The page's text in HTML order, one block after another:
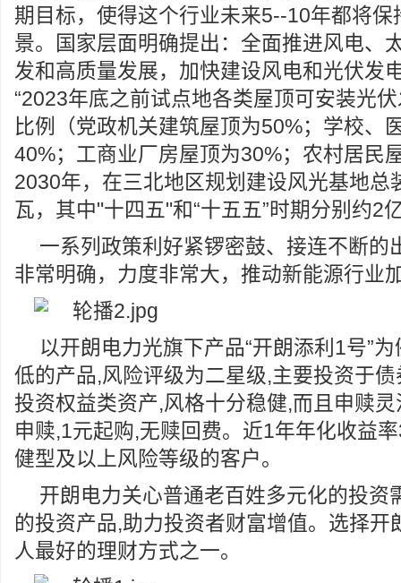
期目标，使得这个行业未来5--10年都将保
景。国家层面明确提出：全面推进风电、
发和高质量发展，加快建设风电和光伏发
“2023年底之前试点地各类屋顶可安装光
比例（党政机关建筑屋顶为50%；学校、
40%；工商业厂房屋顶为30%；农村居民
2030年，在三北地区规划建设风光基地总
瓦，其中"十四五"和“十五五”时期分别约2
一系列政策利好紧锣密鼓、接连不断的
非常明确，力度非常大，推动新能源行业
以开朗电力光旗下产品“开朗添利1号”
低的产品,风险评级为二星级,主要投资于
投资权益类资产,风格十分稳健,而且申赎
申赎,1元起购,无赎回费。近1年年化收益
健型及以上风险等级的客户。
开朗电力关心普通老百姓多元化的投资
的投资产品,助力投资者财富增值。选择开
人最好的理财方式之一。